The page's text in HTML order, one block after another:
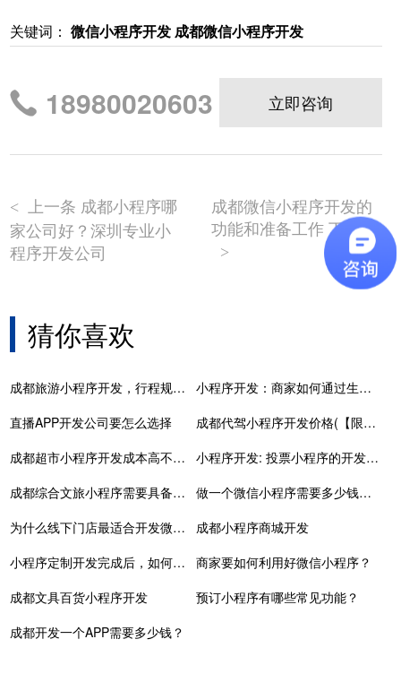
关键词：微信小程序开发 成都微信小程序开发
18980020603 立即咨询
<
上一条 成都小程序哪
家公司好？深圳专业小
程序开发公司
成都微信小程序开发的
功能和准备工作 下一条
>
猜你喜欢
成都旅游小程序开发，行程规划好帮手
小程序开发：商家如何通过生鲜小程序来实现盈利
直播APP开发公司要怎么选择
成都代驾小程序开发价格(【限时特惠】低价开发专属你的游戏百科小程序！)
成都超市小程序开发成本高不高？一般需要多少钱？
小程序开发: 投票小程序的开发有哪些核心功能？
成都综合文旅小程序需要具备功能呢？
做一个微信小程序需要多少钱？专业分享，避免踩坑！
为什么线下门店最适合开发微信小程序？
成都小程序商城开发
小程序定制开发完成后，如何快速发布上线？
商家要如何利用好微信小程序？
成都文具百货小程序开发
预订小程序有哪些常见功能？
成都开发一个APP需要多少钱？